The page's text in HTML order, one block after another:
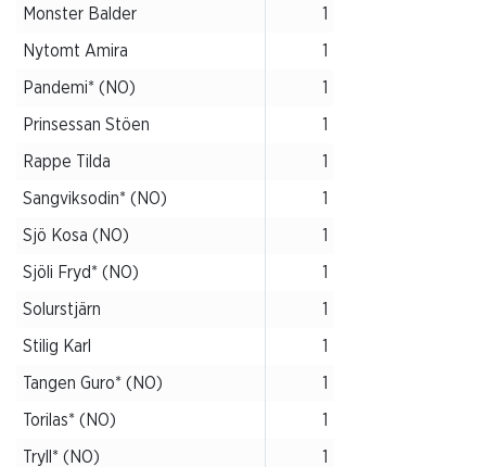
Monster Balder 1
Nytomt Amira 1
Pandemi* (NO) 1
Prinsessan Stöen 1
Rappe Tilda 1
Sangviksodin* (NO) 1
Sjö Kosa (NO) 1
Sjöli Fryd* (NO) 1
Solurstjärn 1
Stilig Karl 1
Tangen Guro* (NO) 1
Torilas* (NO) 1
Tryll* (NO) 1